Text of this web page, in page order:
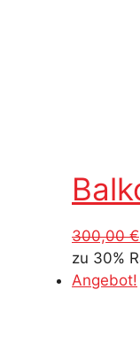
300,00€
zu 30%
Angebot!